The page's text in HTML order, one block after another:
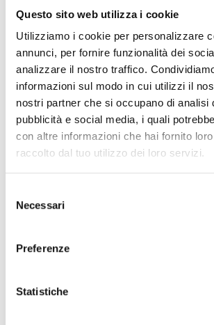
Questo sito web utilizza i cookie
Utilizziamo i cookie per personalizzare
annunci, per fornire funzionalità dei
analizzare il nostro traffico.
informazioni sul modo in cui utilizzi il
nostri partner che si occupano di analisi
pubblicità e social media, i quali
con altre informazioni che hai fornito
raccolto dal tuo utilizzo dei loro servizi.
delNecessari
Preferenze
Statistiche
Flex5/SU
Módulo de
terminais IN/OUT
Módulo de